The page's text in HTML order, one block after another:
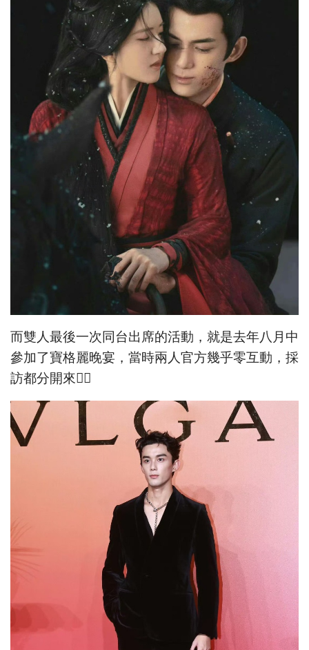
而雙人最後一次同台出席的活動，就是去年八月中
參加了寶格麗晚宴，當時兩人官方幾乎零互動，採
訪都分開來👇🏻